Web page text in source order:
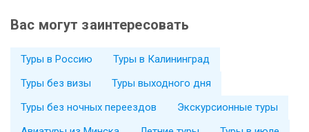
Вас могут заинтересовать
Туры в Россию
Туры в Калининград
Туры без визы
Туры выходного дня
Туры без ночных переездов
Экскурсионные туры